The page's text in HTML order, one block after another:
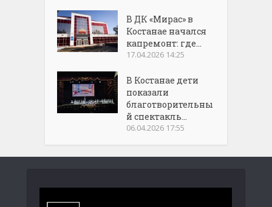
В ДК «Мирас» в
Костанае начался
капремонт: где...
17.04.2026 14:25
В Костанае дети
показали
благотворительны
й спектакль...
06.04.2026 17:55